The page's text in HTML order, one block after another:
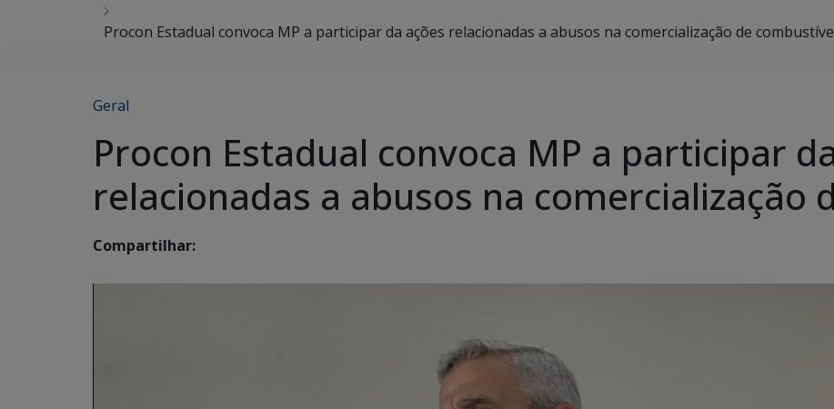
Procon Estadual convoca MP a participar da ações relacionadas a abusos na comercialização de
Geral
Procon Estadual convoca MP a participar
relacionadas a abusos na comercialização
Compartilhar: